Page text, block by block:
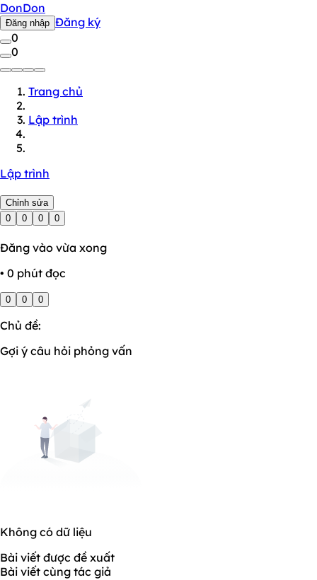
DonDon
Đăng nhập Đăng ký
0
0
Trang chủ
Lập trình
Lập trình
Chỉnh sửa
0
0 0 0
Đăng vào vừa xong
• 0 phút đọc
0 0 0
Chủ đề:
Gợi ý câu hỏi phỏng vấn
Không có dữ liệu
Bài viết được đề xuất
Bài viết cùng tác giả